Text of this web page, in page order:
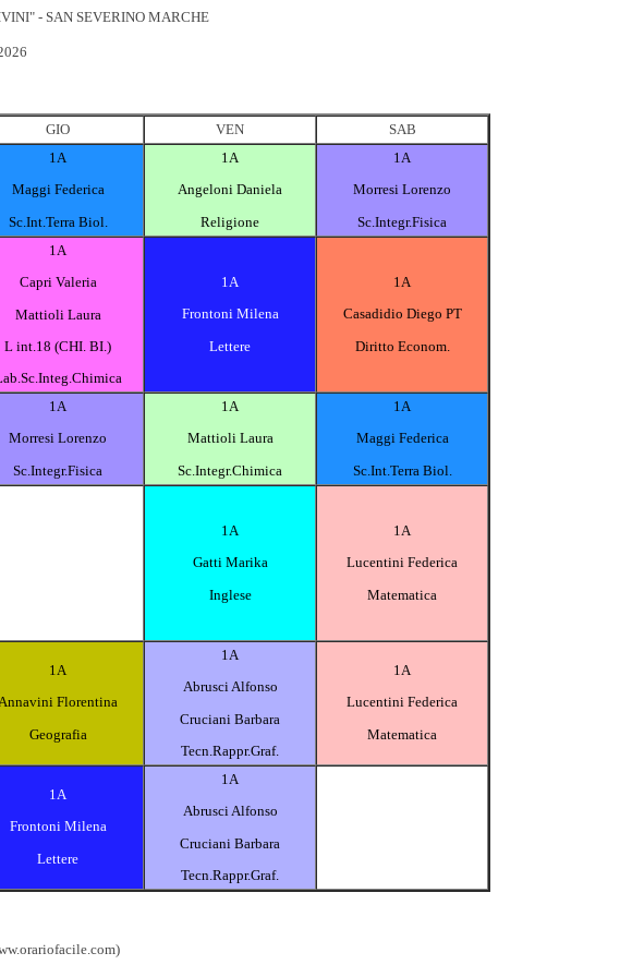
- SAN SEVERINO MARCHE
GIO VEN
SAB
1A
Maggi Federica
Sc.Int.Terra Biol.
1A
Angeloni Daniela
Religione
1A
Morresi Lorenzo
Sc.Integr.Fisica
1A
Capri Valeria
Mattioli Laura
L int.18 (CHI. BI.)
1A
Frontoni Milena
Lettere
1A
Casadidio Diego PT
Diritto Econom.
1A
Morresi Lorenzo
Sc.Integr.Fisica
1A
Mattioli Laura
Sc.Integr.Chimica
1A
Maggi Federica
Sc.Int.Terra Biol.
1A
Gatti Marika
Inglese
1A
Lucentini Federica
Matematica
1A
Florentina
Geografia
1A
Abrusci Alfonso
Cruciani Barbara
Tecn.Rappr.Graf.
1A
Lucentini Federica
Matematica
1A
Frontoni Milena
Lettere
1A
Abrusci Alfonso
Cruciani Barbara
Tecn.Rappr.Graf.
)